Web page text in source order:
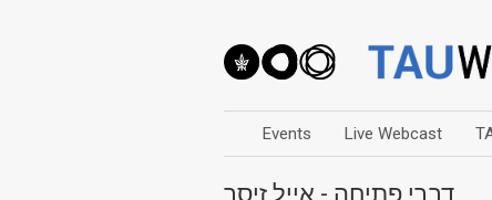
Events Live Webcast
דברי פתיחה - אייל זיסר